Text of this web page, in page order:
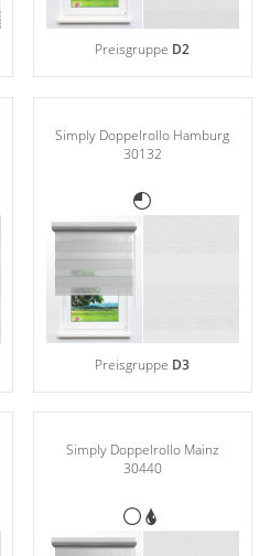
Preisgruppe D2
Simply Doppelrollo Hamburg
30132
Preisgruppe D3
Simply Doppelrollo Mainz
30440